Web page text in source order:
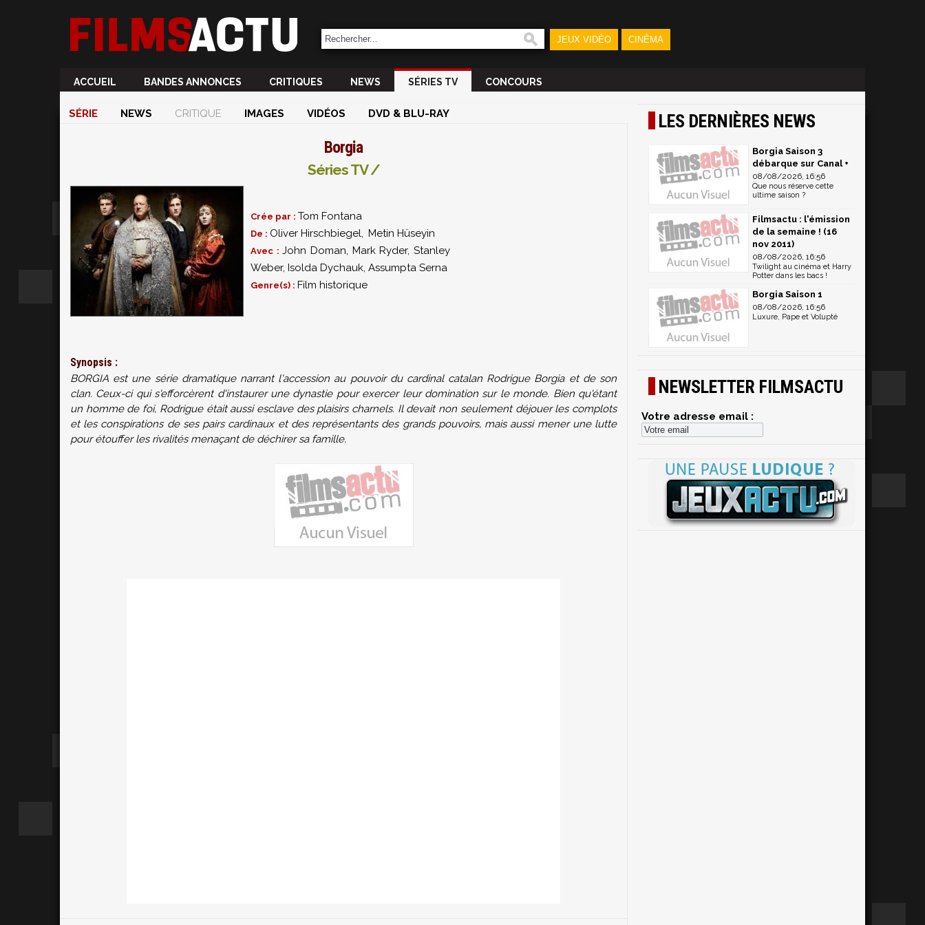
JEUX VIDÉO CINÉMA
ACCUEIL BANDES ANNONCES CRITIQUES NEWS SÉRIES TV CONCOURS
SÉRIE NEWS CRITIQUE IMAGES VIDÉOS DVD & BLU-RAY
Borgia
Séries TV /
Crée par : Tom Fontana
De : Oliver Hirschbiegel, Metin Hüseyin
Avec :John Doman, Mark Ryder,Stanley
Weber, Isolda Dychauk, Assumpta Serna
Genre(s) : Film historique
Synopsis :
BORGIA est une série dramatique narrant l'accession au pouvoir du cardinal catalan Rodrigue Borgia et de son
clan. Ceux-ci qui s'efforcèrent d'instaurer une dynastie pour exercer leur domination sur le monde. Bien qu'étant
un homme de foi, Rodrigue était aussi esclave des plaisirs charnels. Il devait non seulement déjouer les complots
et les conspirations de ses pairs cardinaux et des représentants des grands pouvoirs, mais aussi mener une lutte
pour étouffer les rivalités menaçant de déchirer sa famille.
LES DERNIÈRES NEWS
Borgia Saison 3
débarque sur Canal +
08/08/2026, 16:56
Que nous réserve cette
ultime saison ?
Filmsactu : l'émission
de la semaine ! (16
nov 2011)
08/08/2026, 16:56
Twilight au cinéma et Harry
Potter dans les bacs !
Borgia Saison 1
08/08/2026, 16:56
Luxure, Pape et Volupté
NEWSLETTER FILMSACTU
Votre adresse email :